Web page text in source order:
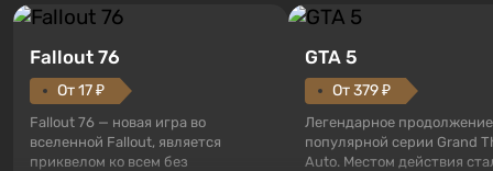
Fallout 76
От 17 ₽
Fallout 76 — новая игра во
вселенной Fallout, является
приквелом ко всем без
GTA 5
От 379 ₽
Легендарное продолжение
популярной серии Grand
Auto. Местом действия